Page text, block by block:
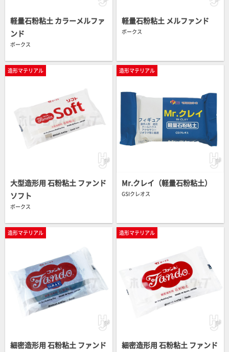
軽量石粉粘土 カラーメルファ
ンド
ボークス
軽量石粉粘土 メルファンド
ボークス
造形マテリアル
大型造形用 石粉粘土 ファンド
ソフト
ボークス
造形マテリアル
Mr.クレイ（軽量石粉粘土）
GSIクレオス
造形マテリアル
細密造形用 石粉粘土 ファンド
造形マテリアル
細密造形用 石粉粘土 ファンド